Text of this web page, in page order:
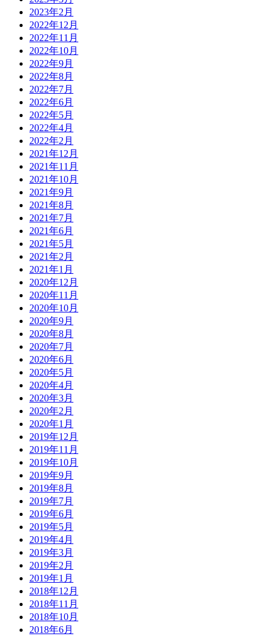
2023年2月
2022年12月
2022年11月
2022年10月
2022年9月
2022年8月
2022年7月
2022年6月
2022年5月
2022年4月
2022年2月
2021年12月
2021年11月
2021年10月
2021年9月
2021年8月
2021年7月
2021年6月
2021年5月
2021年2月
2021年1月
2020年12月
2020年11月
2020年10月
2020年9月
2020年8月
2020年7月
2020年6月
2020年5月
2020年4月
2020年3月
2020年2月
2020年1月
2019年12月
2019年11月
2019年10月
2019年9月
2019年8月
2019年7月
2019年6月
2019年5月
2019年4月
2019年3月
2019年2月
2019年1月
2018年12月
2018年11月
2018年10月
2018年6月